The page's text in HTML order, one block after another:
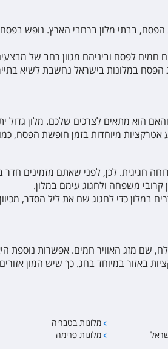
בבתי מלון ברחבי הארץ. נופש
לפסח וביניהם מגוון רחב של
במלונות בישראל נחשבת לשיא
הוא מתאים לצרכים שלכם. מלון
אטרקציות מיוחדות בזמן חופשת הפסח,
חגיגית. לכן, לפני שאתם מזמינים
קרובי משפחה ולחגוג עימם במלון.
במלון כדי לחגוג שם את ליל הסדר,
שם מזג האוויר חמים. אפשרות נוספת
באזור במיוחד בחג. כך שיש המון
מלונות בטבריה
מלונות פרימה